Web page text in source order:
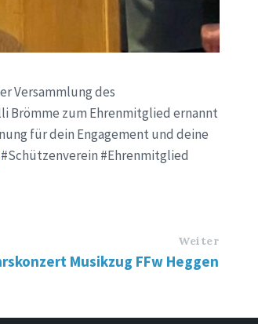
Versammlung des
Brömme zum Ehrenmitglied ernannt
für dein Engagement und deine
#Schützenverein #Ehrenmitglied
Weiter
Musikzug FFw Heggen